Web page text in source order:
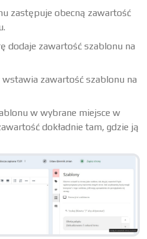
zastępuje obecną zawartość
dodaje zawartość szablonu na
wstawia zawartość szablonu na
w wybrane miejsce w
dokładnie tam, gdzie ją